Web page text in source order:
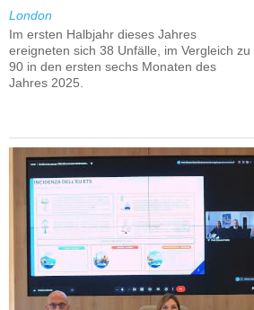
London
Im ersten Halbjahr dieses Jahres
ereigneten sich 38 Unfälle, im Vergleich zu
90 in den ersten sechs Monaten des
Jahres 2025.